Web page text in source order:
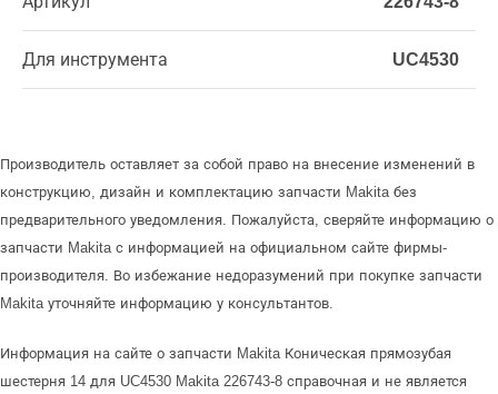
Для инструмента UC4530
Производитель оставляет за собой право на внесение изменений в
конструкцию, дизайн и комплектацию запчасти Makita без
предварительного уведомления. Пожалуйста, сверяйте информацию о
запчасти Makita с информацией на официальном сайте фирмы-
производителя. Во избежание недоразумений при покупке запчасти
Makita уточняйте информацию у консультантов.
Информация на сайте о запчасти Makita Коническая прямозубая
шестерня 14 для UC4530 Makita 226743-8 справочная и не является